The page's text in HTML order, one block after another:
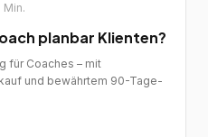
Min.
planbar Klienten?
für Coaches – mit
und bewährtem 90-Tage-